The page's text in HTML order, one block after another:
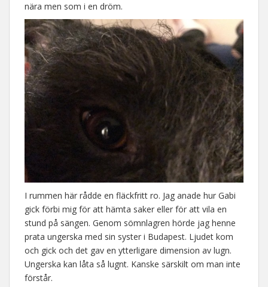
nära men som i en dröm.
I rummen här rådde en fläckfritt ro. Jag anade hur Gabi
gick förbi mig för att hämta saker eller för att vila en
stund på sängen. Genom sömnlagren hörde jag henne
prata ungerska med sin syster i Budapest. Ljudet kom
och gick och det gav en ytterligare dimension av lugn.
Ungerska kan låta så lugnt. Kanske särskilt om man inte
förstår.